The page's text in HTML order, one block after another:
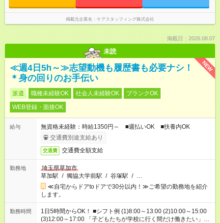
掲載元企業名 ケアスタッフィング株式会社
掲載日：2026.08.07
未読
NEW
≪週4日5h～≫志望動機も履歴書も必要ナシ！
＊身の回りのお手伝い
派遣 職種未経験OK 社会人未経験OK
ブランクOK
WEB登録・面接OK
給与
無資格未経験：時給1350円～ ■週払いOK ■扶養内OK
交通費別途支給あり
交通費 交通費全額支給
勤務地
埼玉県草加市
草加駅 / 獨協大学前駅 / 谷塚駅 / …
≪自宅からドアtoドアで30分以内！≫ご希望の勤務地を紹介
します。
勤務時間
1日5時間からOK！ ■シフト例 (1)8:00～13:00 (2)10:00～15:00
(3)12:00～17:00 「子どもたちが学校に行く間だけ働きたい」